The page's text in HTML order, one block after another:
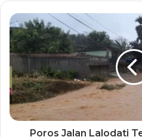
Poros Jalan Lalodati